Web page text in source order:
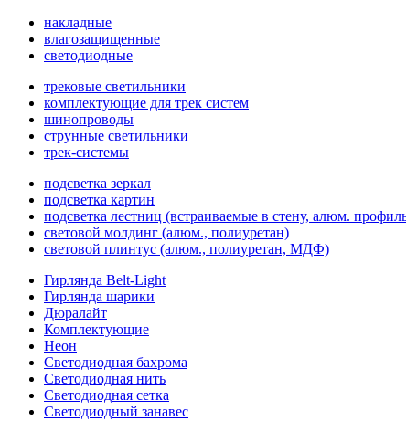
накладные
влагозащищенные
светодиодные
трековые светильники
комплектующие для трек систем
шинопроводы
струнные светильники
трек-системы
подсветка зеркал
подсветка картин
подсветка лестниц (встраиваемые в стену, алюм.
световой молдинг (алюм., полиуретан)
световой плинтус (алюм., полиуретан, МДФ)
Гирлянда Belt-Light
Гирлянда шарики
Дюралайт
Комплектующие
Неон
Светодиодная бахрома
Светодиодная нить
Светодиодная сетка
Светодиодный занавес